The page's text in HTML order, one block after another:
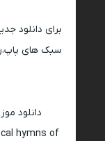
برای دانلود
سبک های
دانلود
hymns of